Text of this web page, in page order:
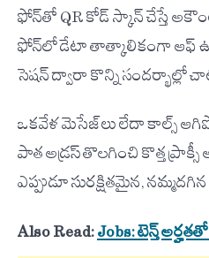
ఫోన్‌తో QR కోడ్ స్కాన్ చేస్తే
ఫోన్‌లో డేటా తాత్కాలికంగా ఆఫ్
సెషన్ ద్వారా కొన్ని సందర్భాల్లో
ఒకవేళ మెసేజ్‌లు లేదా కాల్స్
పాత అడ్రస్ తొలగించి కొత్త
ఎప్పుడూ సురక్షితమైన,
Also Read:Jobs: టెన్త్